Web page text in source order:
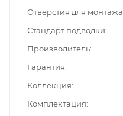
Отверстия для монтажа
Стандарт подводки
Производитель
Гарантия
Коллекция
Комплектация